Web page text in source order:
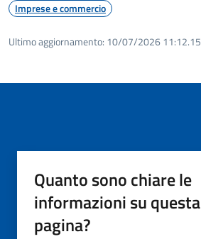
Imprese e commercio
Ultimo aggiornamento: 10/07/2026 11:12.15
Quanto sono chiare le
informazioni su questa
pagina?